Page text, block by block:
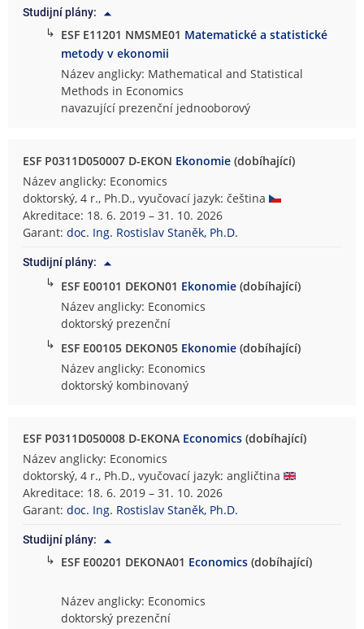
Studijní plány:
↳ ESF E11201 NMSME01 Matematické a statistické
metody v ekonomii
Název anglicky: Mathematical and Statistical
Methods in Economics
navazující prezenční jednooborový
ESF P0311D050007 D-EKON Ekonomie (dobíhající)
Název anglicky: Economics
doktorský, 4 r., Ph.D., vyučovací jazyk: čeština
Akreditace: 18. 6. 2019 – 31. 10. 2026
Garant:doc. Ing. Rostislav Staněk, Ph.D.
Studijní plány:
↳ ESF E00101 DEKON01 Ekonomie (dobíhající)
Název anglicky: Economics
doktorský prezenční
↳ ESF E00105 DEKON05 Ekonomie (dobíhající)
Název anglicky: Economics
doktorský kombinovaný
ESF P0311D050008 D-EKONA Economics (dobíhající)
Název anglicky: Economics
doktorský, 4 r., Ph.D., vyučovací jazyk: angličtina
Akreditace: 18. 6. 2019 – 31. 10. 2026
Garant:doc. Ing. Rostislav Staněk, Ph.D.
Studijní plány:
↳ ESF E00201 DEKONA01 Economics (dobíhající)
Název anglicky: Economics
doktorský prezenční